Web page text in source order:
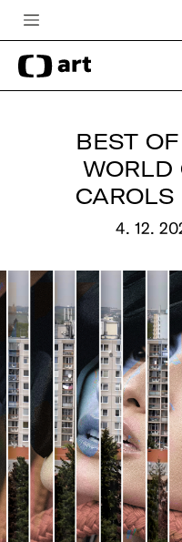
Česká televize
Zpravodajství
TV program
edu
Vše o ČT
BEST
WORLD
4. 12.